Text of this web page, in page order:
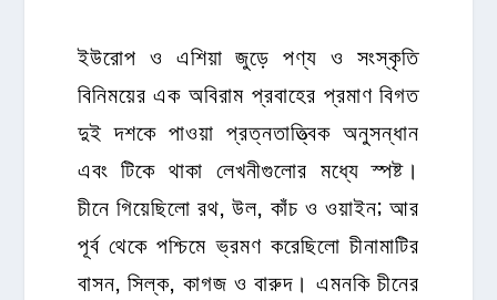
ইউরোপ ও এশিয়া জুড়ে পণ্য ও সংস্কৃতি
বিনিময়ের এক অবিরাম প্রবাহের প্রমাণ বিগত
দুই দশকে পাওয়া প্রত্নতাত্ত্বিক অনুসন্ধান
এবং টিকে থাকা লেখনীগুলোর মধ্যে স্পষ্ট।
চীনে গিয়েছিলো রথ, উল, কাঁচ ও ওয়াইন; আর
পূর্ব থেকে পশ্চিমে ভ্রমণ করেছিলো চীনামাটির
বাসন, সিল্ক, কাগজ ও বারুদ। এমনকি চীনের